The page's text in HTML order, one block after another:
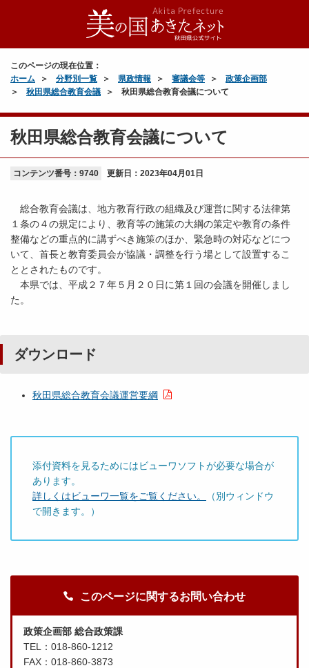
このページの現在位置：
ホーム
分野別一覧 県政情報 審議会等
政策企画部
秋田県総合教育会議
秋田県総合教育会議について
秋田県総合教育会議について
コンテンツ番号：9740 更新日： 2023年04月01日
総合教育会議は、地方教育行政の組織及び運営に関する法律第
１条の４の規定により、教育等の施策の大綱の策定や教育の条件
整備などの重点的に講ずべき施策のほか、緊急時の対応などにつ
いて、首長と教育委員会が協議・調整を行う場として設置するこ
ととされたものです。
本県では、平成２７年５月２０日に第１回の会議を開催しまし
た。
ダウンロード
秋田県総合教育会議運営要綱
添付資料を見るためにはビューワソフトが必要な場合が
あります。
詳しくはビューワ一覧をご覧ください。
（別ウィンドウ
で開きます。）
このページに関するお問い合わせ
政策企画部 総合政策課
TEL：018-860-1212
FAX：018-860-3873